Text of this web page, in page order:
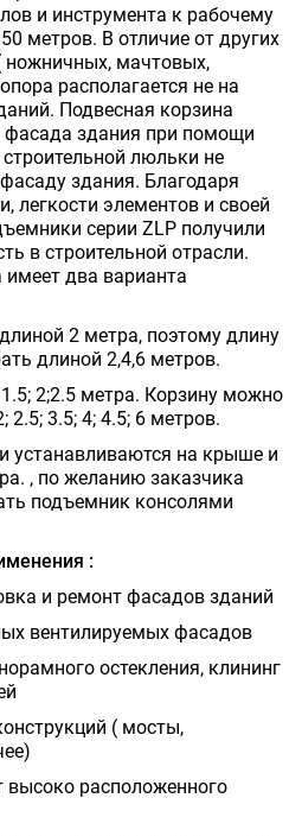
и инструмента к рабочему
метров. В отличие от других
ножничных, мачтовых,
располагается не на
Подвесная корзина
фасада здания при помощи
люльки не
здания. Благодаря
легкости элементов и своей
серии ZLP получили
в строительной отрасли.
два варианта
2 метра, поэтому длину
длиной 2,4,6 метров.
2;2.5 метра. Корзину можно
2.5; 3.5; 4; 4.5; 6 метров.
устанавливаются на крыше и
, по желанию заказчика
подъемник консолями
:
и ремонт фасадов зданий
вентилируемых фасадов
остекления, клининг
( мосты,
расположенного